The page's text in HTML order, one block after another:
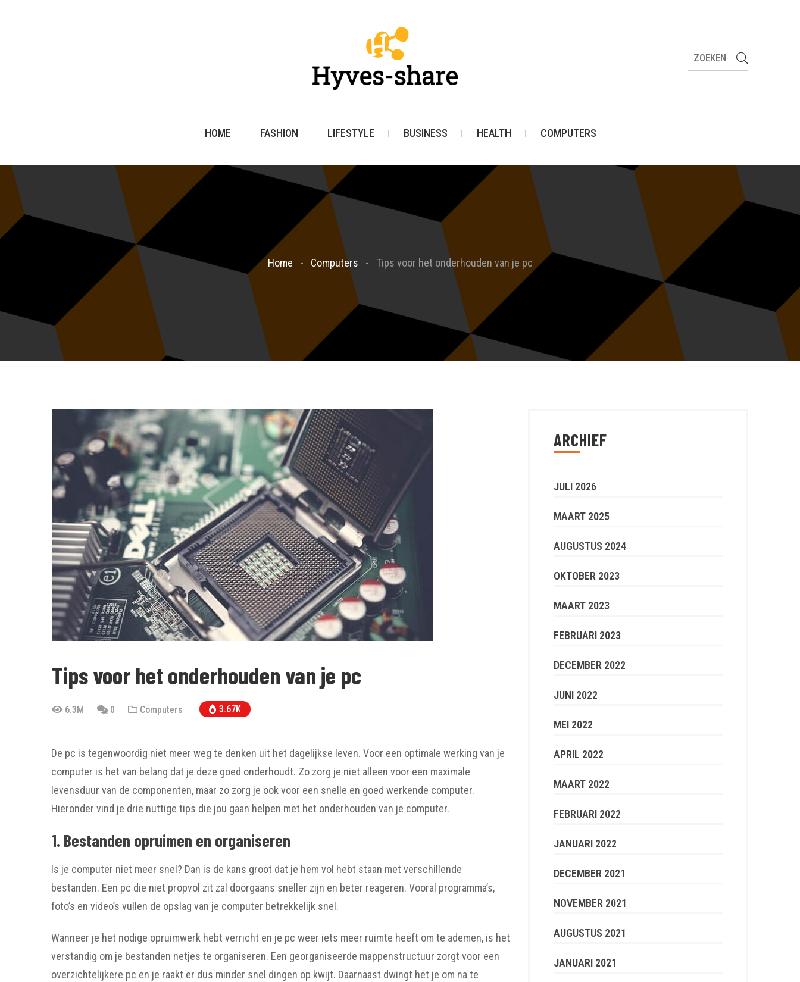
HOME FASHION LIFESTYLE BUSINESS HEALTH COMPUTERS
Home Computers Tips voor het onderhouden van je pc
Tips voor het onderhouden van je pc
6.3M 0 Computers 3.67K
De pc is tegenwoordig niet meer weg te denken uit het dagelijkse leven. Voor een optimale werking van je
computer is het van belang dat je deze goed onderhoudt. Zo zorg je niet alleen voor een maximale
levensduur van de componenten, maar zo zorg je ook voor een snelle en goed werkende computer.
Hieronder vind je drie nuttige tips die jou gaan helpen met het onderhouden van je computer.
1. Bestanden opruimen en organiseren
Is je computer niet meer snel? Dan is de kans groot dat je hem vol hebt staan met verschillende
bestanden. Een pc die niet propvol zit zal doorgaans sneller zijn en beter reageren. Vooral programma’s,
foto’s en video’s vullen de opslag van je computer betrekkelijk snel.
Wanneer je het nodige opruimwerk hebt verricht en je pc weer iets meer ruimte heeft om te ademen, is het
verstandig om je bestanden netjes te organiseren. Een georganiseerde mappenstructuur zorgt voor een
overzichtelijkere pc en je raakt er dus minder snel dingen op kwijt. Daarnaast dwingt het je om na te
ARCHIEF
JULI 2026
MAART 2025
AUGUSTUS 2024
OKTOBER 2023
MAART 2023
FEBRUARI 2023
DECEMBER 2022
JUNI 2022
MEI 2022
APRIL 2022
MAART 2022
FEBRUARI 2022
JANUARI 2022
DECEMBER 2021
NOVEMBER 2021
AUGUSTUS 2021
JANUARI 2021